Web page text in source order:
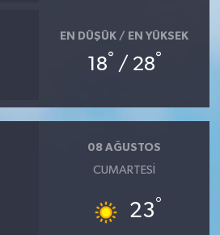
EN DÜŞÜK / EN YÜKSEK
18° / 28°
08 AĞUSTOS
CUMARTESI
23°